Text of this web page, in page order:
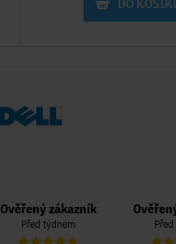
DO
Ověřený zákazník
Před týdnem